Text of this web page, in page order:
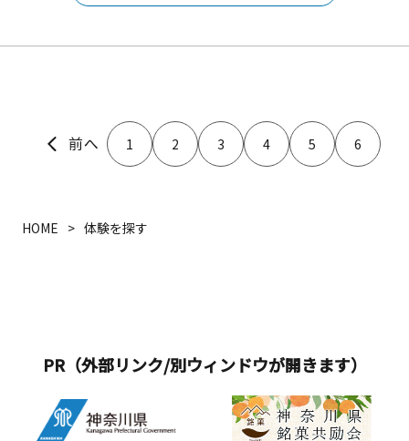
1 2 3 4 5 6
HOME 体験を探す
PR（外部リンク/別ウィンドウが開きます）